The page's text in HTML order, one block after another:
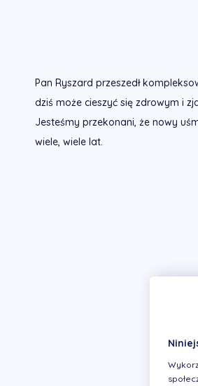
Pan Ryszard przeszedł
dziś może cieszyć się zdrowym i
Jesteśmy przekonani, że nowy
wiele, wiele lat.